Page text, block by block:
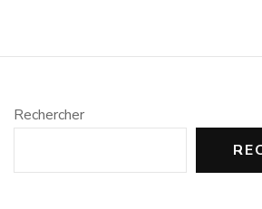
Rechercher